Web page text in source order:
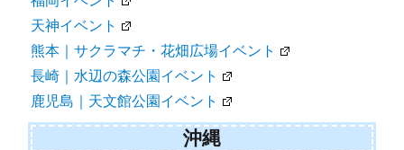
天神イベント
熊本｜サクラマチ・花畑広場イベント
長崎｜水辺の森公園イベント
鹿児島｜天文館公園イベント
沖縄